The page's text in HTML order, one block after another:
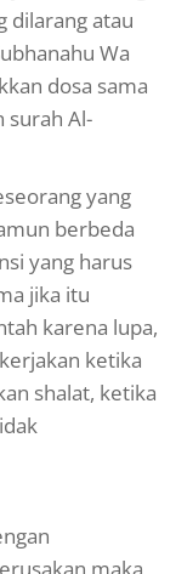
dilarang atau
Wa
dosa sama
surah Al-
yang
berbeda
yang harus
jika itu
karena lupa,
ketika
shalat, ketika